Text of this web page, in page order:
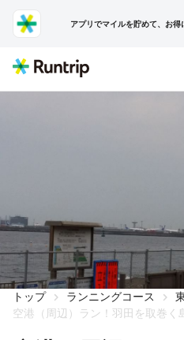
アプリでマイルを貯めて、お得
トップ ランニングコース
空港（周辺）ラン！羽田を取巻く